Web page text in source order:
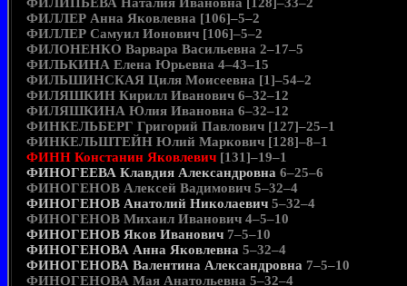
ФИЛИПЬЕВА Наталия Ивановна [128]–33–2
ФИЛЛЕР Анна Яковлевна [106]–5–2
ФИЛЛЕР Самуил Ионович [106]–5–2
ФИЛОНЕНКО Варвара Васильевна 2–17–5
ФИЛЬКИНА Елена Юрьевна 4–43–15
ФИЛЬШИНСКАЯ Циля Моисеевна [1]–54–2
ФИЛЯШКИН Кирилл Иванович 6–32–12
ФИЛЯШКИНА Юлия Ивановна 6–32–12
ФИНКЕЛЬБЕРГ Григорий Павлович [127]–25–1
ФИНКЕЛЬШТЕЙН Юлий Маркович [128]–8–1
ФИНН Констанин Яковлевич [131]–19–1
ФИНОГЕЕВА Клавдия Александровна 6–25–6
ФИНОГЕНОВ Алексей Вадимович 5–32–4
ФИНОГЕНОВ Анатолий Николаевич 5–32–4
ФИНОГЕНОВ Михаил Иванович 4–5–10
ФИНОГЕНОВ Яков Иванович 7–5–10
ФИНОГЕНОВА Анна Яковлевна 5–32–4
ФИНОГЕНОВА Валентина Александровна 7–5–10
ФИНОГЕНОВА Мая Анатольевна 5–32–4